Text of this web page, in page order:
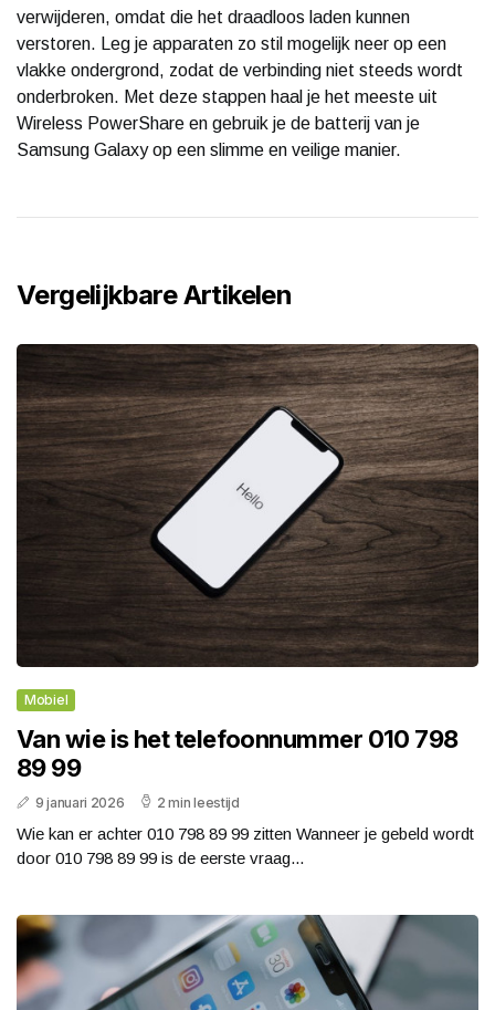
verwijderen, omdat die het draadloos laden kunnen
verstoren. Leg je apparaten zo stil mogelijk neer op een
vlakke ondergrond, zodat de verbinding niet steeds wordt
onderbroken. Met deze stappen haal je het meeste uit
Wireless PowerShare en gebruik je de batterij van je
Samsung Galaxy op een slimme en veilige manier.
Vergelijkbare Artikelen
Mobiel
Van wie is het telefoonnummer 010 798
89 99
9 januari 2026 2 min leestijd
Wie kan er achter 010 798 89 99 zitten Wanneer je gebeld wordt
door 010 798 89 99 is de eerste vraag...